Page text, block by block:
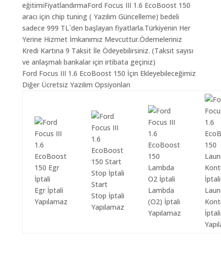
eğitimiFiyatlandırmaFord Focus III 1.6 EcoBoost 150
aracı için chip tuning ( Yazılım Güncelleme) bedeli
sadece 999 TL`den başlayan fiyatlarla.Türkiyenin Her
Yerine Hizmet İmkanımız Mevcuttur.Ödemeleriniz
Kredi Kartına 9 Taksit İle Ödeyebilirsiniz. (Taksit sayısı
ve anlaşmalı bankalar için irtibata geçiniz)
Ford Focus III 1.6 EcoBoost 150 İçin Ekleyebileceğimiz
Diğer Ücretsiz Yazılım Opsiyonları
Egr İptali
Yapılamaz
Start
Stop İptali
Yapılamaz
Lambda
(O2) İptali
Yapılamaz
İptali